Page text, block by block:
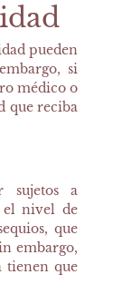
pueden
si
médico o
que reciba
sujetos a
el nivel de
que
embargo,
tienen que